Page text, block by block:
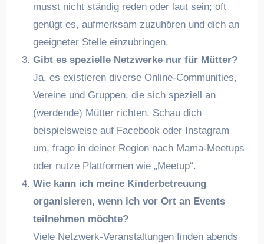
musst nicht ständig reden oder laut sein; oft
genügt es, aufmerksam zuzuhören und dich an
geeigneter Stelle einzubringen.
Gibt es spezielle Netzwerke nur für Mütter?
Ja, es existieren diverse Online-Communities,
Vereine und Gruppen, die sich speziell an
(werdende) Mütter richten. Schau dich
beispielsweise auf Facebook oder Instagram
um, frage in deiner Region nach Mama-Meetups
oder nutze Plattformen wie „Meetup“.
Wie kann ich meine Kinderbetreuung
organisieren, wenn ich vor Ort an Events
teilnehmen möchte?
Viele Netzwerk-Veranstaltungen finden abends